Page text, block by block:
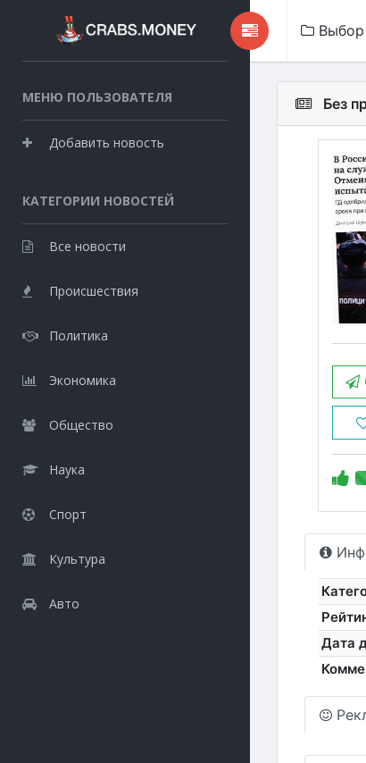
МЕНЮ ПОЛЬЗОВАТЕЛЯ
Добавить новость
КАТЕГОРИИ НОВОСТЕЙ
Все новости
Происшествия
Политика
Экономика
Общество
Наука
Спорт
Культура
Авто
Выбор
Без
Дата